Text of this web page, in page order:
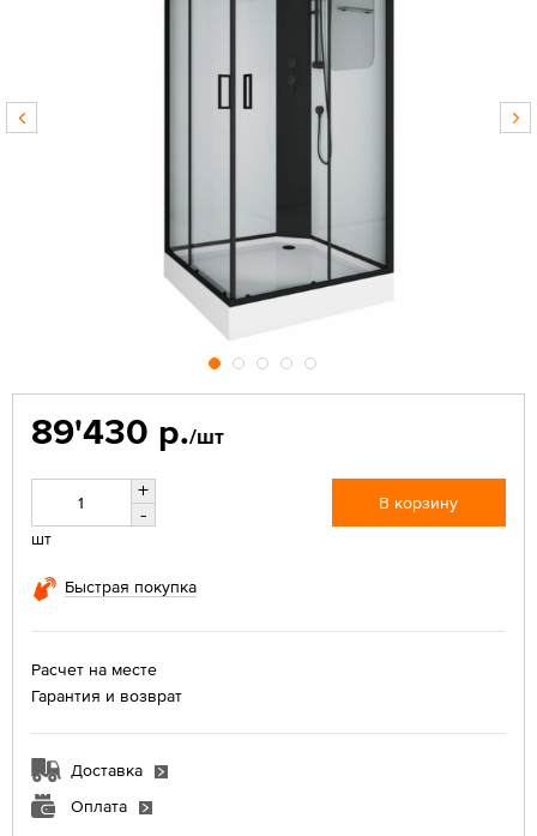
89'430 р./шт
+
-
шт
В корзину
Быстрая покупка
Расчет на месте
Гарантия и возврат
Доставка
Оплата